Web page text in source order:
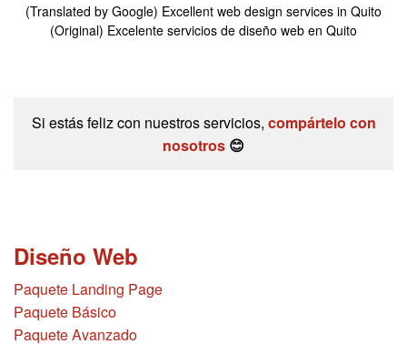
(Translated by Google) Excellent web design services in Quito
(Original) Excelente servicios de diseño web en Quito
Si estás feliz con nuestros servicios, compártelo con
nosotros 😊
Diseño Web
Paquete Landing Page
Paquete Básico
Paquete Avanzado